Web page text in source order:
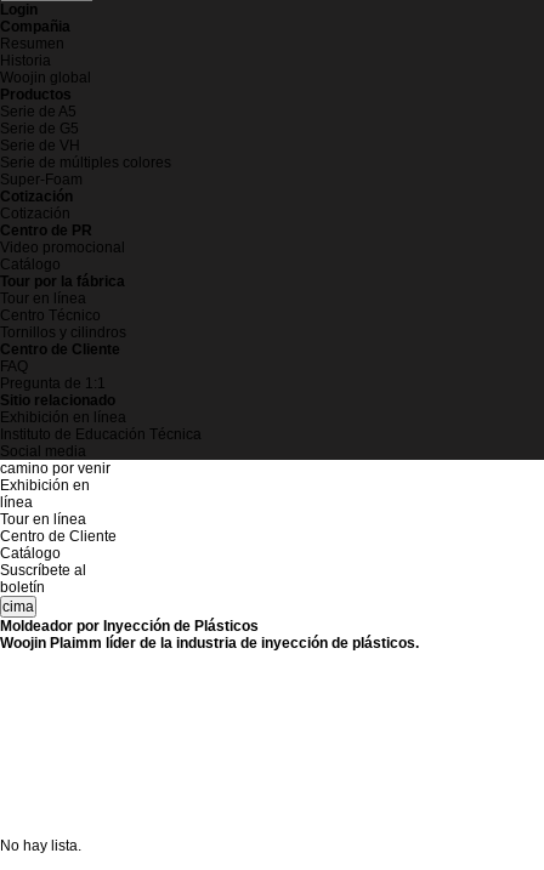
Login
Compañia
Resumen
Historia
Woojin global
Productos
Serie de A5
Serie de G5
Serie de VH
Serie de múltiples colores
Super-Foam
Cotización
Cotización
Centro de PR
Video promocional
Catálogo
Tour por la fábrica
Tour en línea
Centro Técnico
Tornillos y cilindros
Centro de Cliente
FAQ
Pregunta de 1:1
Sitio relacionado
Exhibición en línea
Instituto de Educación Técnica
Social media
camino por venir
Exhibición en
línea
Tour en línea
Centro de Cliente
Catálogo
Suscríbete al
boletín
cima
Moldeador por Inyección de Plásticos
Woojin Plaimm líder de la industria de inyección de plásticos.
No hay lista.